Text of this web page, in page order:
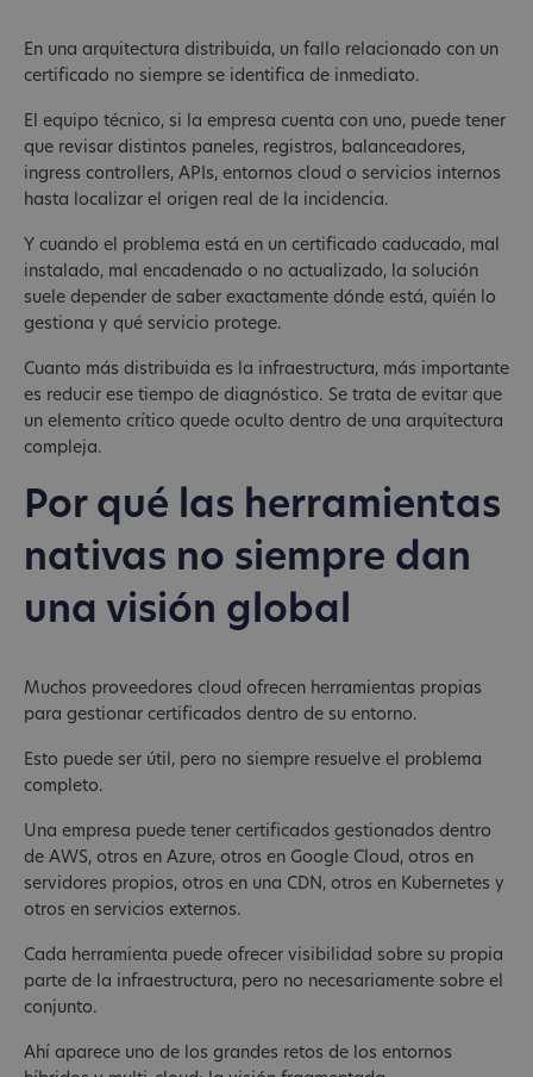
En una arquitectura distribuida, un fallo relacionado con un
certificado no siempre se identifica de inmediato.
El equipo técnico, si la empresa cuenta con uno, puede tener
que revisar distintos paneles, registros, balanceadores,
ingress controllers, APIs, entornos cloud o servicios internos
hasta localizar el origen real de la incidencia.
Y cuando el problema está en un certificado caducado, mal
instalado, mal encadenado o no actualizado, la solución
suele depender de saber exactamente dónde está, quién lo
gestiona y qué servicio protege.
Cuanto más distribuida es la infraestructura, más importante
es reducir ese tiempo de diagnóstico. Se trata de evitar que
un elemento crítico quede oculto dentro de una arquitectura
compleja.
Por qué las herramientas
nativas no siempre dan
una visión global
Muchos proveedores cloud ofrecen herramientas propias
para gestionar certificados dentro de su entorno.
Esto puede ser útil, pero no siempre resuelve el problema
completo.
Una empresa puede tener certificados gestionados dentro
de AWS, otros en Azure, otros en Google Cloud, otros en
servidores propios, otros en una CDN, otros en Kubernetes y
otros en servicios externos.
Cada herramienta puede ofrecer visibilidad sobre su propia
parte de la infraestructura, pero no necesariamente sobre el
conjunto.
Ahí aparece uno de los grandes retos de los entornos